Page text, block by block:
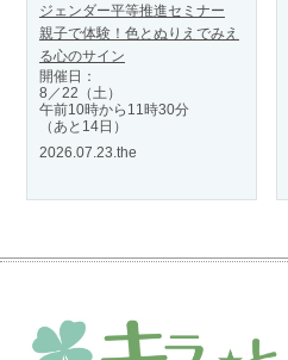
ジェンダー平等推進セミナー
親子で体験！色とぬりえでみえ
る心のサイン
開催日：
8／22（土）
午前10時から11時30分
（あと14日）
2026.07.23.the